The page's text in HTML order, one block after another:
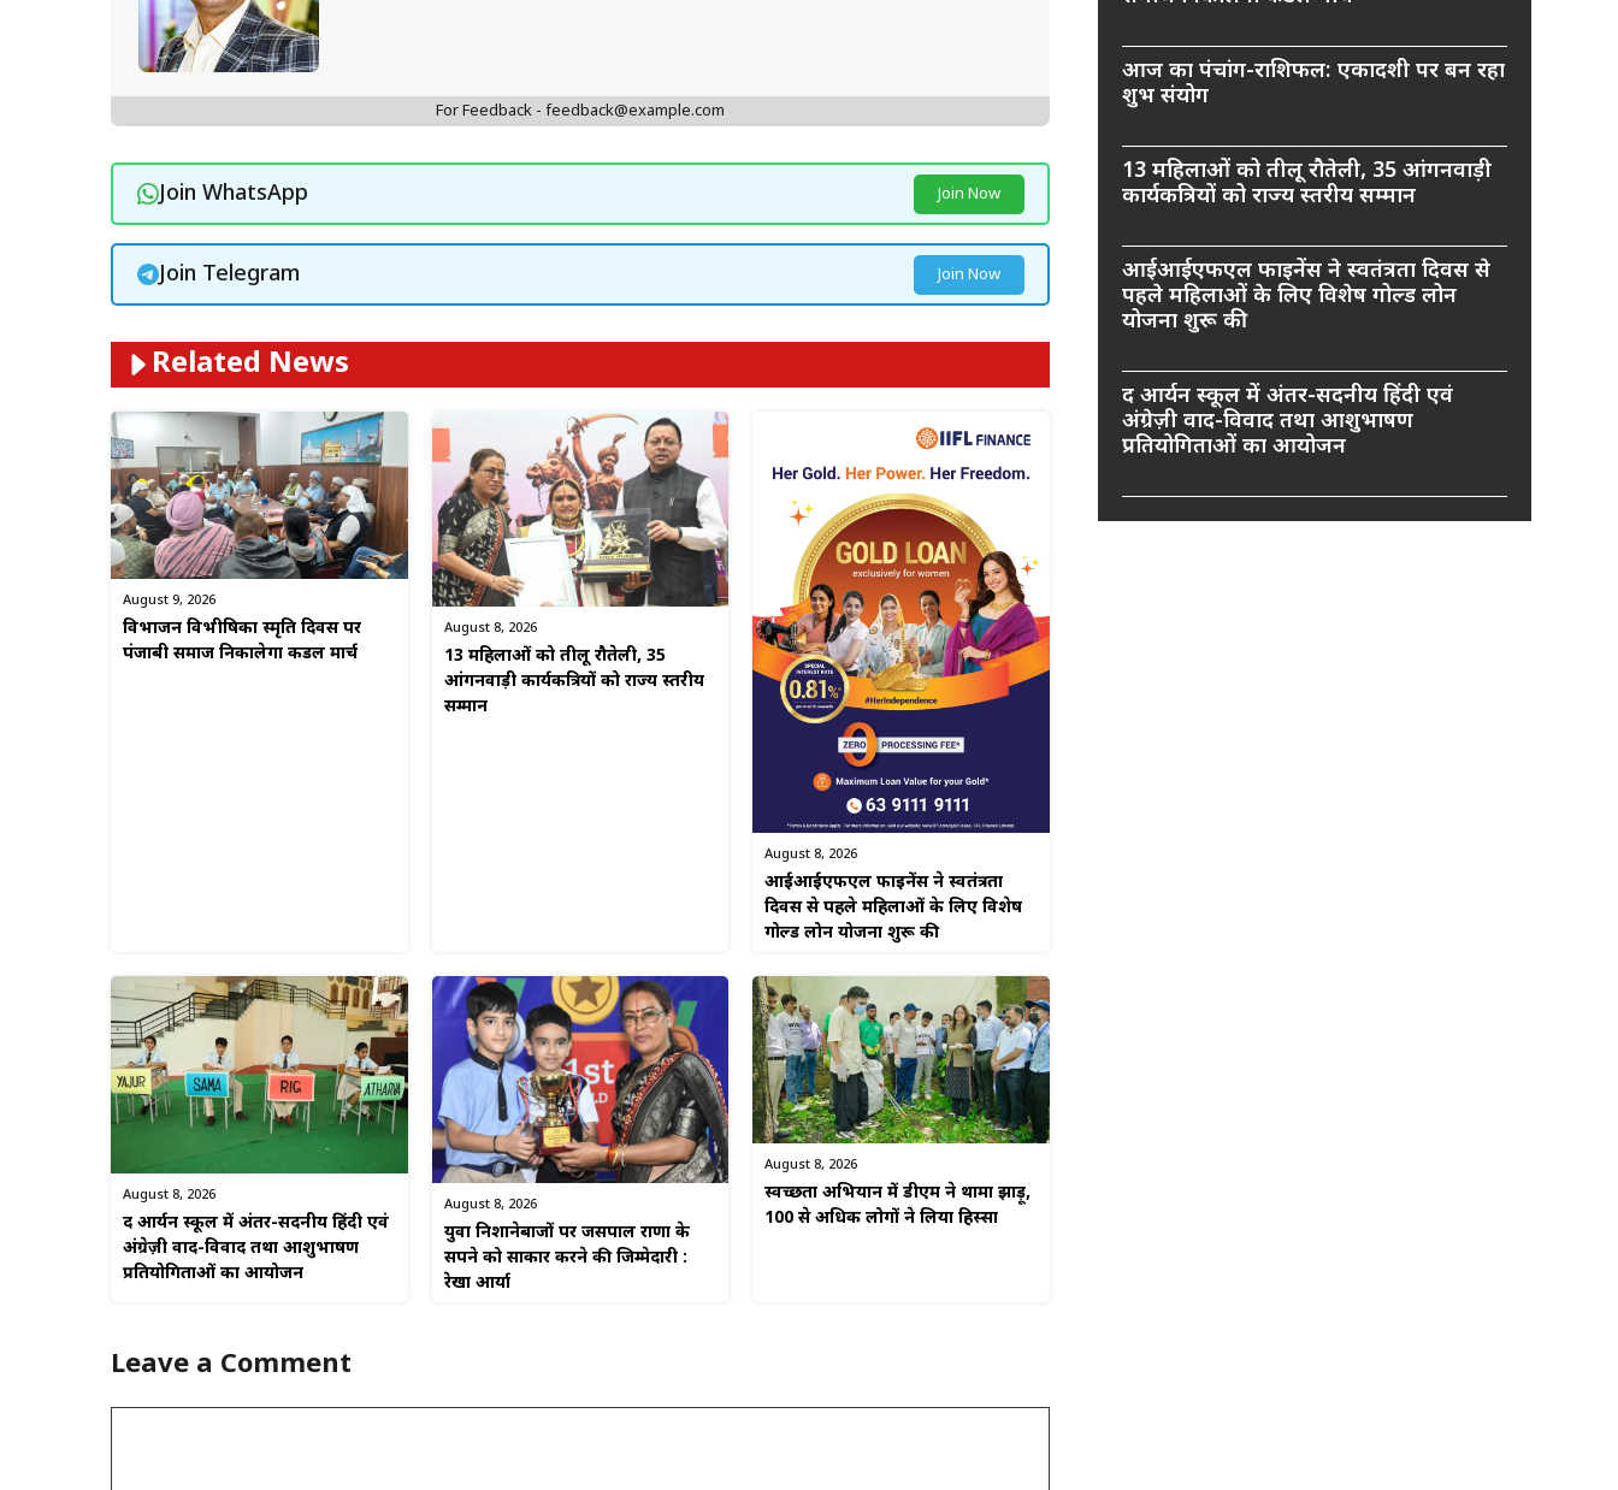
For Feedback - feedback@example.com
Join WhatsApp Join Now
Join Telegram Join Now
Related News
August 9, 2026
विभाजन विभीषिका स्मृति दिवस पर
पंजाबी समाज निकालेगा कैंडल मार्च
August 8, 2026
13 महिलाओं को तीलू रौतेली, 35
आंगनवाड़ी कार्यकत्रियों को राज्य स्तरीय
सम्मान
August 8, 2026
आईआईएफएल फाइनेंस ने स्वतंत्रता
दिवस से पहले महिलाओं के लिए विशेष
गोल्ड लोन योजना शुरू की
August 8, 2026
द आर्यन स्कूल में अंतर-सदनीय हिंदी एवं
अंग्रेज़ी वाद-विवाद तथा आशुभाषण
प्रतियोगिताओं का आयोजन
August 8, 2026
युवा निशानेबाजों पर जसपाल राणा के
सपने को साकार करने की जिम्मेदारी :
रेखा आर्या
August 8, 2026
स्वच्छता अभियान में डीएम ने थामा झाड़ू,
100 से अधिक लोगों ने लिया हिस्सा
Leave a Comment
आज का पंचांग-राशिफल: एकादशी पर बन रहा
शुभ संयोग
13 महिलाओं को तीलू रौतेली, 35 आंगनवाड़ी
कार्यकत्रियों को राज्य स्तरीय सम्मान
आईआईएफएल फाइनेंस ने स्वतंत्रता दिवस से
पहले महिलाओं के लिए विशेष गोल्ड लोन
योजना शुरू की
द आर्यन स्कूल में अंतर-सदनीय हिंदी एवं
अंग्रेज़ी वाद-विवाद तथा आशुभाषण
प्रतियोगिताओं का आयोजन